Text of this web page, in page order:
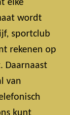
elke
wordt
sportclub
rekenen op
Daarnaast
van